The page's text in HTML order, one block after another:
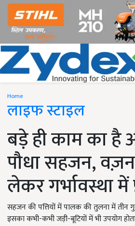
Home
लाइफ स्टाइल
बड़े ही काम का है
पौधा सहजन,
लेकर गर्भावस्था
सहजन की पत्तियों में पालक की तुलना में तीन
इसका कभी-कभी जड़ी-बूटियों में भी उपयोग